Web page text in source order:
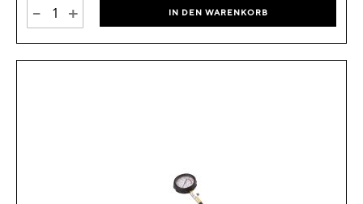
- + IN DEN WARENKORB